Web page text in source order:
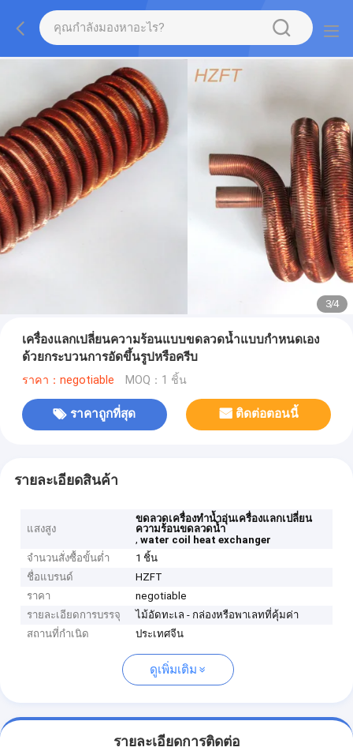
3/4
เครื่องแลกเปลี่ยนความร้อนแบบขดลวดน้ำแบบกำหนดเอง
ด้วยกระบวนการอัดขึ้นรูปหรือครีบ
ราคา：negotiable MOQ：1 ชิ้น
ราคาถูกที่สุด ติดต่อตอนนี้
รายละเอียดสินค้า
แสงสูง
ขดลวดเครื่องทำน้ำอุ่นเครื่องแลกเปลี่ยน
ความร้อนขดลวดน้ำ
,water coil heat exchanger
จำนวนสั่งซื้อขั้นต่ำ
1 ชิ้น
ชื่อแบรนด์
HZFT
ราคา
negotiable
รายละเอียดการบรรจุ
ไม้อัดทะเล - กล่องหรือพาเลทที่คุ้มค่า
สถานที่กำเนิด
ประเทศจีน
ดูเพิ่มเติม
รายละเอียดการติดต่อ